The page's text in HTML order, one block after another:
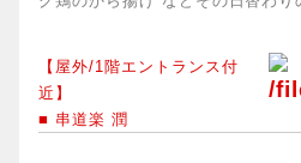
【屋外/1階エントランス付
近】
■ 串道楽 潤